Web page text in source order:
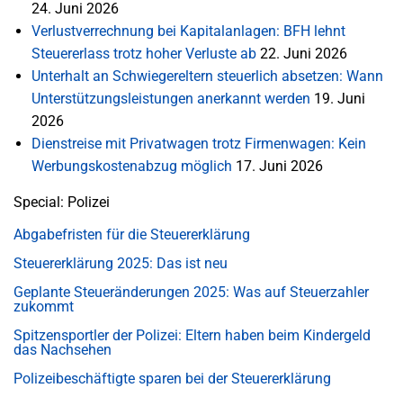
24. Juni 2026
Verlustverrechnung bei Kapitalanlagen: BFH lehnt
Steuererlass trotz hoher Verluste ab 22. Juni 2026
Unterhalt an Schwiegereltern steuerlich absetzen: Wann
Unterstützungsleistungen anerkannt werden 19. Juni
2026
Dienstreise mit Privatwagen trotz Firmenwagen: Kein
Werbungskostenabzug möglich 17. Juni 2026
Special: Polizei
Abgabefristen für die Steuererklärung
Steuererklärung 2025: Das ist neu
Geplante Steueränderungen 2025: Was auf Steuerzahler
zukommt
Spitzensportler der Polizei: Eltern haben beim Kindergeld
das Nachsehen
Polizeibeschäftigte sparen bei der Steuererklärung